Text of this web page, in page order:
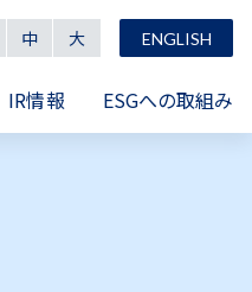
中 大 ENGLISH
IR情報 ESGへの取組み